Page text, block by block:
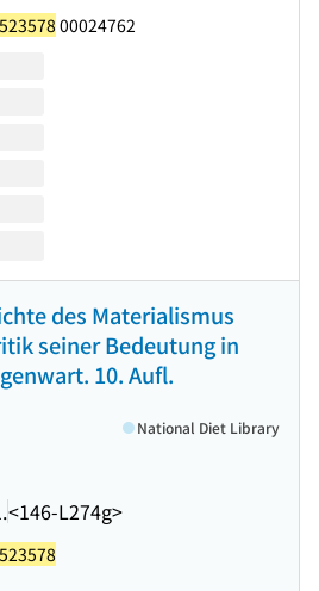
00024762
des Materialismus
seiner Bedeutung in
10. Aufl.
<146-L274g>
National Diet Library